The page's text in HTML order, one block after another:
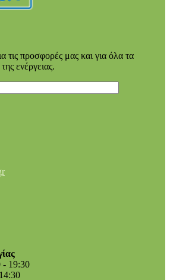
τις προσφορές μας και για όλα τα
ενέργειας.
- 19:30